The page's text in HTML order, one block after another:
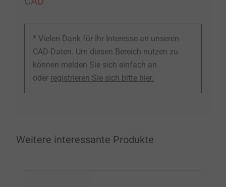
* Vielen Dank für Ihr Interesse an unseren
CAD-Daten. Um diesen Bereich nutzen zu
können melden Sie sich einfach an
oder registrieren Sie sich bitte hier.
Weitere interessante Produkte